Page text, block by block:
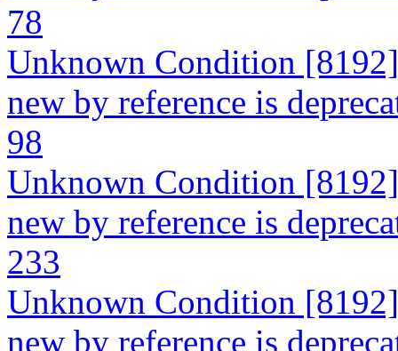
78
Unknown Condition
new by reference is
98
Unknown Condition
new by reference is
233
Unknown Condition
new by reference is